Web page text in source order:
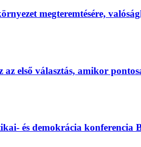
megteremtésére,
az első választás, amikor
és demokrácia konferencia